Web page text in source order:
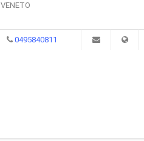
VENETO
0495840811